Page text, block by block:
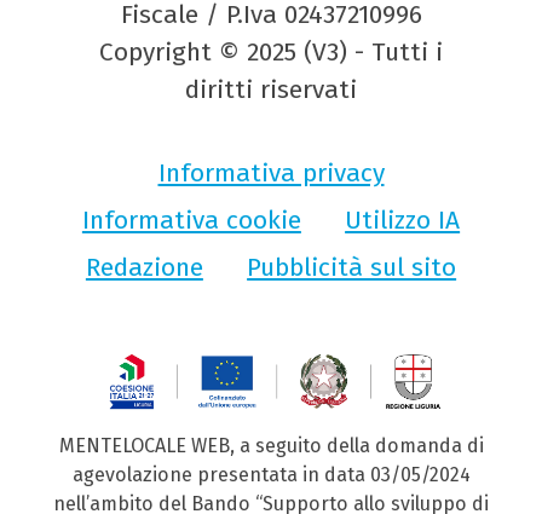
Fiscale / P.Iva 02437210996
Copyright © 2025 (V3) - Tutti i
diritti riservati
Informativa privacy
Informativa cookie
Utilizzo IA
Redazione
Pubblicità sul sito
MENTELOCALE WEB, a seguito della domanda di
agevolazione presentata in data 03/05/2024
nell’ambito del Bando “Supporto allo sviluppo di